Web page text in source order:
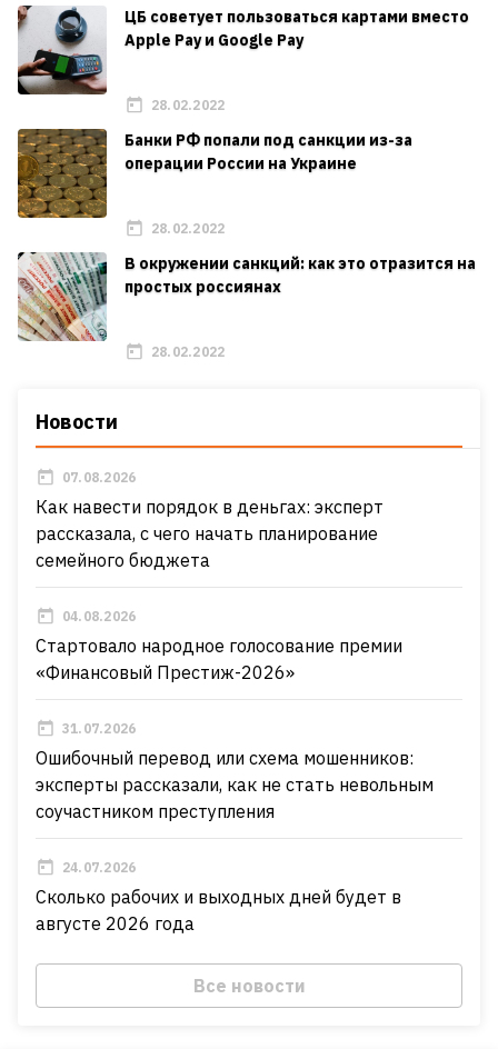
ЦБ советует пользоваться картами вместо
Apple Pay и Google Pay
28.02.2022
Банки РФ попали под санкции из-за
операции России на Украине
28.02.2022
В окружении санкций: как это отразится на
простых россиянах
28.02.2022
Новости
07.08.2026
Как навести порядок в деньгах: эксперт
рассказала, с чего начать планирование
семейного бюджета
04.08.2026
Стартовало народное голосование премии
«Финансовый Престиж-2026»
31.07.2026
Ошибочный перевод или схема мошенников:
эксперты рассказали, как не стать невольным
соучастником преступления
24.07.2026
Сколько рабочих и выходных дней будет в
августе 2026 года
Все новости